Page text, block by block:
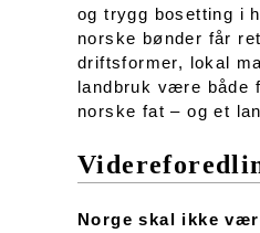
og trygg bosetting i
norske bønder får
driftsformer, lokal
landbruk være både
norske fat – og et
Norge skal ikke